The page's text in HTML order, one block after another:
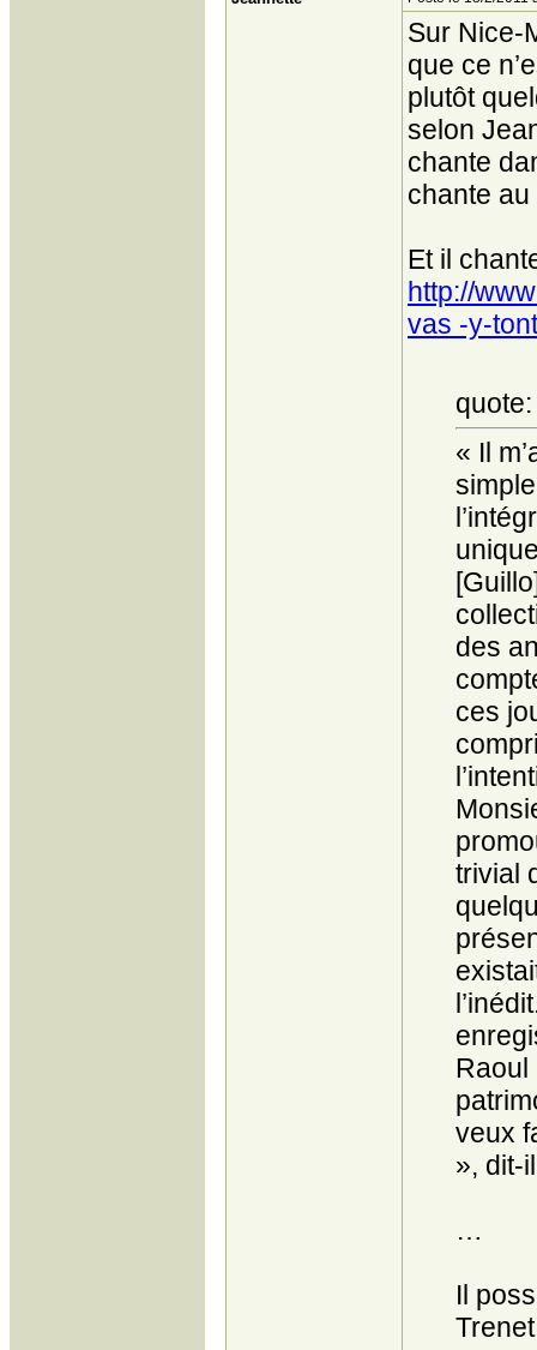
Sur Nice-
que ce
plutôt
selon
chante
chante
Et il
http://
vas -y-
quote:
« Il
des
ces
trivial
Raoul
veux
», dit-
…
Il